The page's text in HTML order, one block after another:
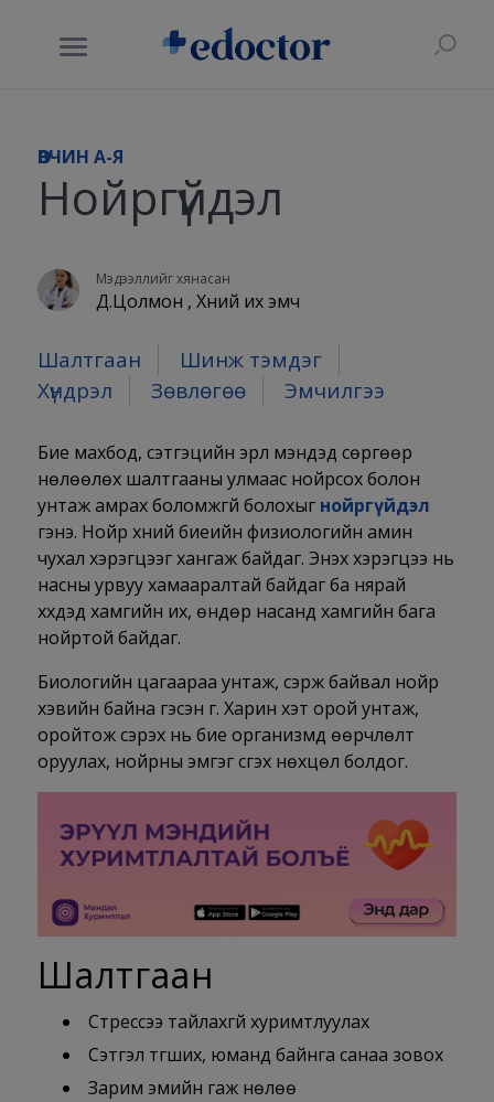
ӨВЧИН A-Я
Нойргүйдэл
Мэдээллийг хянасан
Д.Цолмон , Хүний их эмч
Шалтгаан
Шинж тэмдэг
Хүндрэл
Зөвлөгөө Эмчилгээ
Бие махбод, сэтгэцийн эрүүл мэндэд сөргөөр
нөлөөлөх шалтгааны улмаас нойрсох болон
унтаж амрах боломжгүй болохыг нойргүйдэл
гэнэ. Нойр хүний биеийн физиологийн амин
чухал хэрэгцээг хангаж байдаг. Энэхүү хэрэгцээ нь
насны урвуу хамааралтай байдаг ба нярай
хүүхдэд хамгийн их, өндөр насанд хамгийн бага
нойртой байдаг.
Биологийн цагаараа унтаж, сэрж байвал нойр
хэвийн байна гэсэн үг. Харин хэт орой унтаж,
оройтож сэрэх нь бие организмд өөрчлөлт
оруулах, нойрны эмгэг үүсгэх нөхцөл болдог.
Шалтгаан
Стрессээ тайлахгүй хуримтлуулах
Сэтгэл түгших, юманд байнга санаа зовох
Зарим эмийн гаж нөлөө